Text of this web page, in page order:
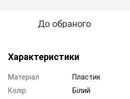
До обраного
Характеристики
Матеріал
Пластик
Колір
Білий